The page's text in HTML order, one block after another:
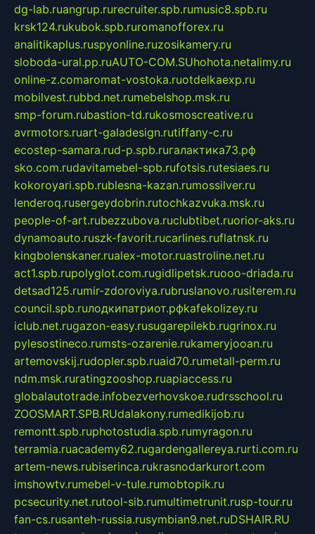
dg-lab.ruangrup.rurecruiter.spb.rumusic8.spb.ru
krsk124.rukubok.spb.ruromanofforex.ru
analitikaplus.ruspyonline.ruzosikamery.ru
sloboda-ural.pp.ruAUTO-COM.SUhohota.netalimy.ru
online-z.comaromat-vostoka.ruotdelkaexp.ru
mobilvest.rubbd.net.rumebelshop.msk.ru
smp-forum.rubastion-td.rukosmoscreative.ru
avrmotors.ruart-galadesign.rutiffany-c.ru
ecostep-samara.rud-p.spb.ruгалактика73.рф
sko.com.rudavitamebel-spb.rufotsis.rutesiaes.ru
kokoroyari.spb.rublesna-kazan.rumossilver.ru
lenderoq.rusergeydobrin.rutochkazvuka.msk.ru
people-of-art.rubezzubova.ruclubtibet.ruorior-aks.ru
dynamoauto.ruszk-favorit.rucarlines.ruflatnsk.ru
kingbolenskaner.rualex-motor.ruastroline.net.ru
act1.spb.rupolyglot.com.rugidlipetsk.ruooo-driada.ru
detsad125.rumir-zdoroviya.rubruslanovo.rusiterem.ru
council.spb.ruлодкипатриот.рфkafekolizey.ru
iclub.net.rugazon-easy.rusugarepilekb.rugrinox.ru
pylesostineco.rumsts-ozarenie.rukameryjooan.ru
artemovskij.rudopler.spb.ruaid70.rumetall-perm.ru
ndm.msk.ruratingzooshop.ruapiaccess.ru
globalautotrade.infobezverhovskoe.rudrsschool.ru
ZOOSMART.SPB.RUdalakony.rumedikijob.ru
remontt.spb.ruphotostudia.spb.rumyragon.ru
terramia.ruacademy62.rugardengallereya.rurti.com.ru
artem-news.rubiserinca.rukrasnodarkurort.com
imshowtv.rumebel-v-tule.rumobtopik.ru
pcsecurity.net.rutool-sib.rumultimetrunit.rusp-tour.ru
fan-cs.rusanteh-russia.rusymbian9.net.ruDSHAIR.RU